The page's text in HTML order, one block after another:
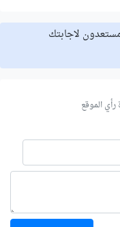
لاجابتك
الموقع